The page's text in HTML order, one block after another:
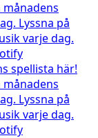
månadens
Lyssna på
varje dag.
spellista här!
månadens
Lyssna på
varje dag.